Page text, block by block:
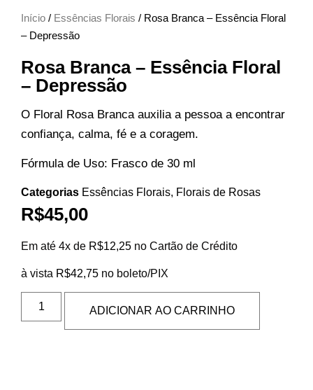
Início / Essências Florais / Rosa Branca – Essência Floral
– Depressão
Rosa Branca – Essência Floral
– Depressão
O Floral Rosa Branca auxilia a pessoa a encontrar
confiança, calma, fé e a coragem.
Fórmula de Uso: Frasco de 30 ml
Categorias Essências Florais, Florais de Rosas
R$45,00
Em até 4x de R$12,25 no Cartão de Crédito
à vista R$42,75 no boleto/PIX
ADICIONAR AO CARRINHO